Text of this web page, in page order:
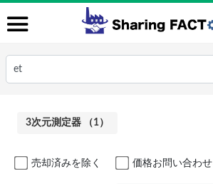
3次元測定器 （1）
売却済みを除く 価格お問い合わせ